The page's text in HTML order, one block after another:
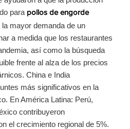
para pollos de engorde
mayor demanda de un
a medida que los restaurantes
así como la búsqueda
frente al alza de los precios
China e India
más significativos en la
En América Latina: Perú,
contribuyeron
el crecimiento regional de 5%.